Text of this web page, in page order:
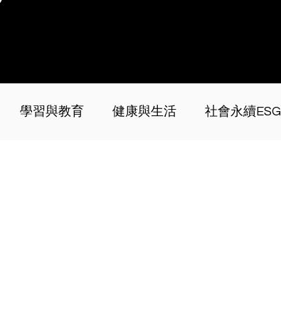
學習與教育 健康與生活 社會永續ESG